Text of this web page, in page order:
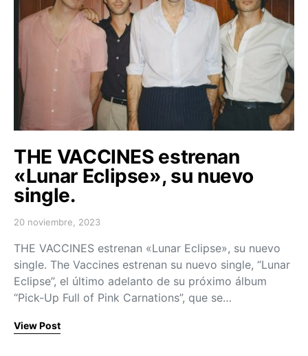
THE VACCINES estrenan
«Lunar Eclipse», su nuevo
single.
Posted on
20 noviembre, 2023
THE VACCINES estrenan «Lunar Eclipse», su nuevo
single. The Vaccines estrenan su nuevo single, “Lunar
Eclipse”, el último adelanto de su próximo álbum
“Pick-Up Full of Pink Carnations”, que se…
View Post